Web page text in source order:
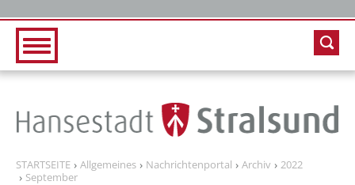
STARTSEITE Allgemeines Nachrichtenportal Archiv
2022
September